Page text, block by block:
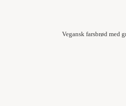
Vegansk farsbrød med